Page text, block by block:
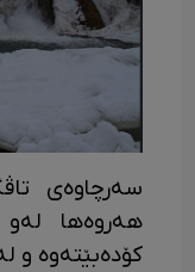
سەرچاوەی
هەروەها
کۆدەبێتەوە و